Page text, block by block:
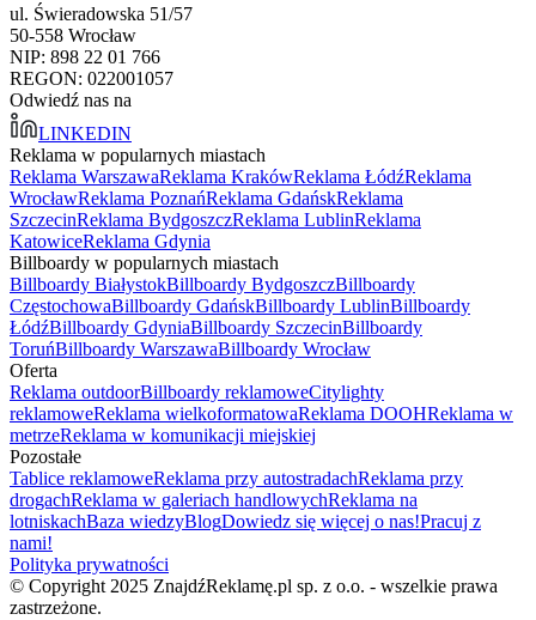
ul. Świeradowska 51/57
50-558 Wrocław
NIP: 898 22 01 766
REGON: 022001057
Odwiedź nas na
LINKEDIN
Reklama w popularnych miastach
Reklama WarszawaReklama KrakówReklama ŁódźReklama
WrocławReklama PoznańReklama GdańskReklama
SzczecinReklama BydgoszczReklama LublinReklama
KatowiceReklama Gdynia
Billboardy w popularnych miastach
Billboardy BiałystokBillboardy BydgoszczBillboardy
CzęstochowaBillboardy GdańskBillboardy LublinBillboardy
ŁódźBillboardy GdyniaBillboardy SzczecinBillboardy
ToruńBillboardy WarszawaBillboardy Wrocław
Oferta
Reklama outdoorBillboardy reklamoweCitylighty
reklamoweReklama wielkoformatowaReklama DOOHReklama w
metrzeReklama w komunikacji miejskiej
Pozostałe
Tablice reklamoweReklama przy autostradachReklama przy
drogachReklama w galeriach handlowychReklama na
lotniskachBaza wiedzyBlogDowiedz się więcej o nas!Pracuj z
nami!
Polityka prywatności
© Copyright 2025 ZnajdźReklamę.pl sp. z o.o. - wszelkie prawa
zastrzeżone.